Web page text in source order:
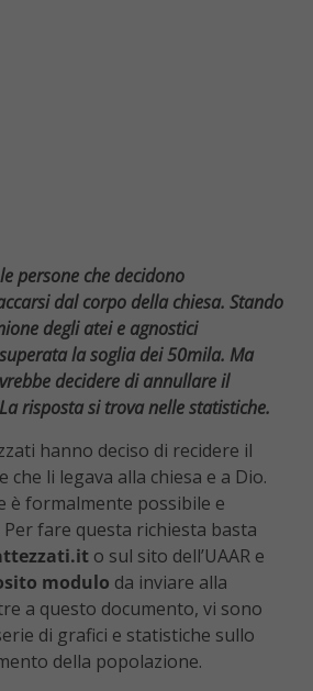
persone che decidono
dal corpo della chiesa. Stando
degli atei e agnostici
la soglia dei 50mila. Ma
decidere di annullare il
risposta si trova nelle statistiche.
hanno deciso di recidere il
che li legava alla chiesa e a Dio.
è formalmente possibile e
Per fare questa richiesta basta
o sul sito dell’UAAR e
modulo da inviare alla
a questo documento, vi sono
di grafici e statistiche sullo
della popolazione.